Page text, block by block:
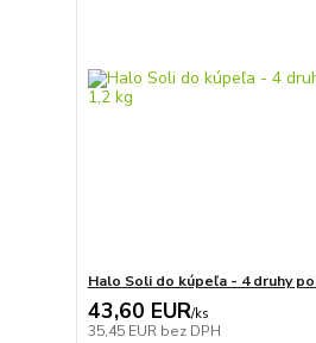
Halo Soli do kúpeľa - 4 druhy
43,60 EUR/ks
35,45 EUR bez DPH